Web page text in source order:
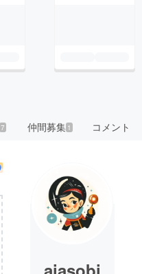
7 仲間募集 1 コメント